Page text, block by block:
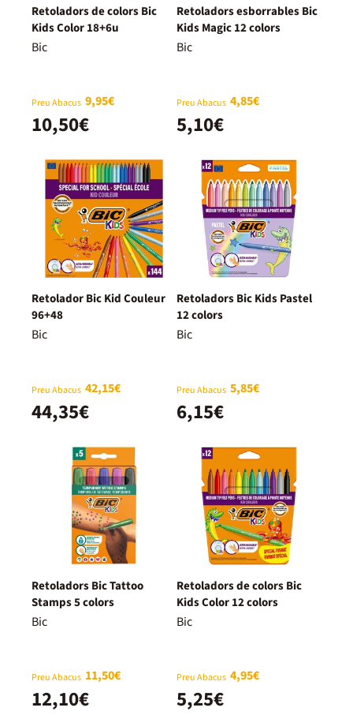
Retoladors de colors Bic
Kids Color 18+6u
Bic
Preu Abacus 9,95€
10,50€
Retoladors esborrables Bic
Kids Magic 12 colors
Bic
Preu Abacus 4,85€
5,10€
Retolador Bic Kid Couleur
96+48
Bic
Preu Abacus 42,15€
44,35€
Retoladors Bic Kids Pastel
12 colors
Bic
Preu Abacus 5,85€
6,15€
Retoladors Bic Tattoo
Stamps 5 colors
Bic
Preu Abacus 11,50€
12,10€
Retoladors de colors Bic
Kids Color 12 colors
Bic
Preu Abacus 4,95€
5,25€